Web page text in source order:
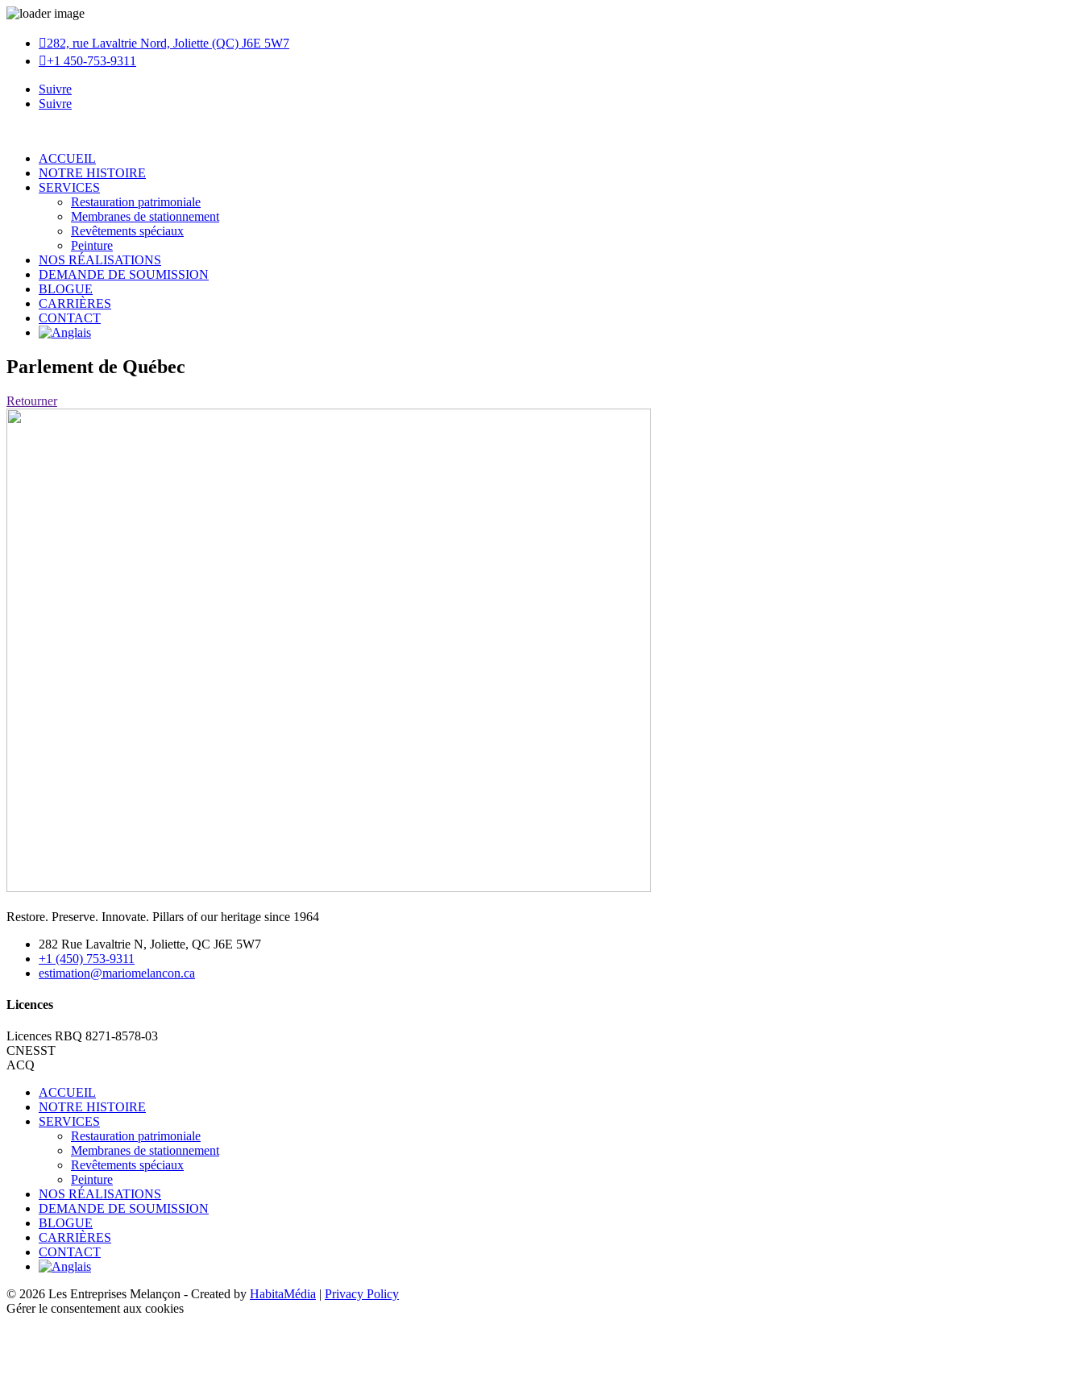
282, rue Lavaltrie Nord, Joliette (QC) J6E 5W7
+1 450-753-9311
Suivre
Suivre
ACCUEIL
NOTRE HISTOIRE
SERVICES
Restauration patrimoniale
Membranes de stationnement
Revêtements spéciaux
Peinture
NOS RÉALISATIONS
DEMANDE DE SOUMISSION
BLOGUE
CARRIÈRES
CONTACT
Parlement de Québec
Retourner
Restore. Preserve. Innovate. Pillars of our heritage since 1964
282 Rue Lavaltrie N, Joliette, QC J6E 5W7
+1 (450) 753-9311
estimation@mariomelancon.ca
Licences
Licences RBQ 8271-8578-03
CNESST
ACQ
ACCUEIL
NOTRE HISTOIRE
SERVICES
Restauration patrimoniale
Membranes de stationnement
Revêtements spéciaux
Peinture
NOS RÉALISATIONS
DEMANDE DE SOUMISSION
BLOGUE
CARRIÈRES
CONTACT
© 2026 Les Entreprises Melançon - Created by HabitaMédia | Privacy Policy
Gérer le consentement aux cookies